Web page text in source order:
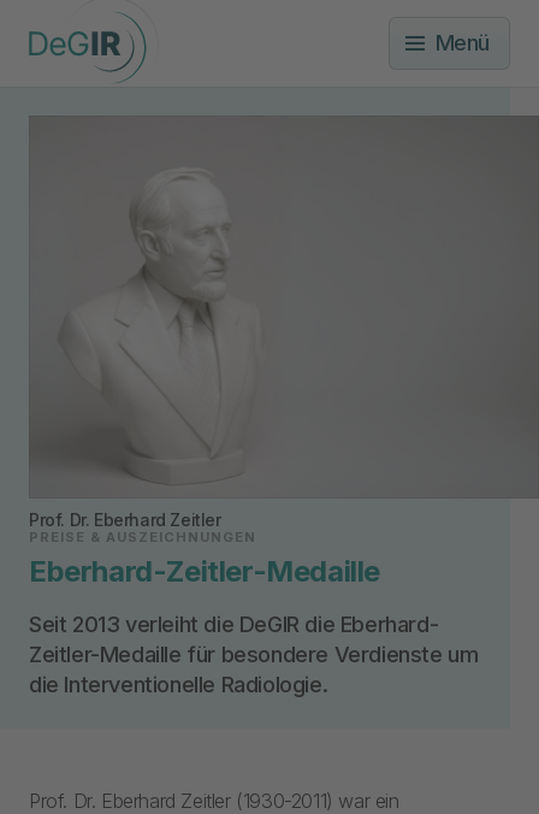
Menü
PREISE & AUSZEICHNUNGEN
Eberhard-Zeitler-Medaille
Seit 2013 verleiht die DeGIR die Eberhard-
Zeitler-Medaille für besondere Verdienste um
die Interventionelle Radiologie.
Prof. Dr. Eberhard Zeitler
Prof. Dr. Eberhard Zeitler (1930-2011) war ein